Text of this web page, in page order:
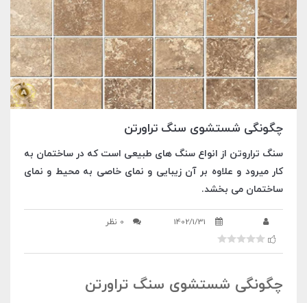
چگونگی شستشوی سنگ تراورتن
سنگ تراروتن از انواع سنگ های طبیعی است که در ساختمان به
کار میرود و علاوه بر آن زیبایی و نمای خاصی به محیط و نمای
ساختمان می بخشد.
1402/1/31 0 نظر
چگونگی شستشوی سنگ تراورتن